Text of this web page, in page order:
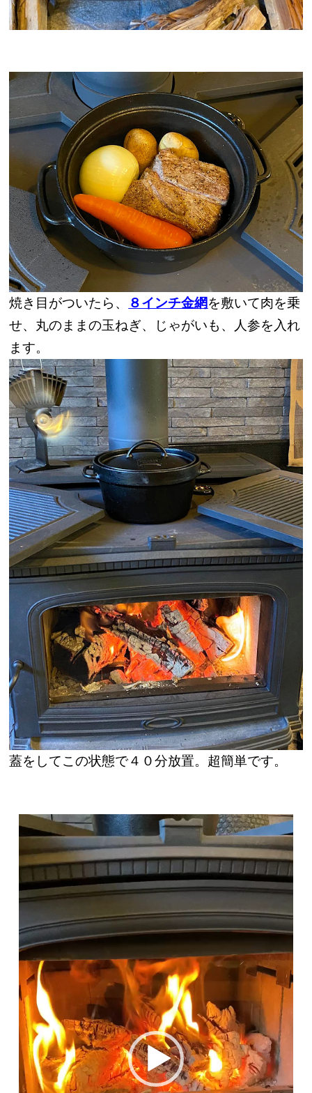
焼き目がついたら、 ８インチ金網を敷いて肉を乗
せ、丸のままの玉ねぎ、じゃがいも、人参を入れ
ます。
蓋をしてこの状態で４０分放置。超簡単です。
動
画
プ
レ
ヤ